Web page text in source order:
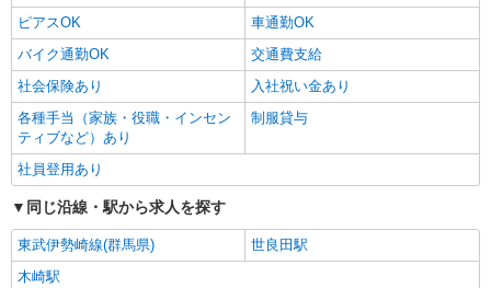
ピアスOK
車通勤OK
バイク通勤OK
交通費支給
社会保険あり
入社祝い金あり
各種手当（家族・役職・インセン
ティブなど）あり
制服貸与
社員登用あり
同じ沿線・駅から求人を探す
東武伊勢崎線(群馬県)
世良田駅
木崎駅